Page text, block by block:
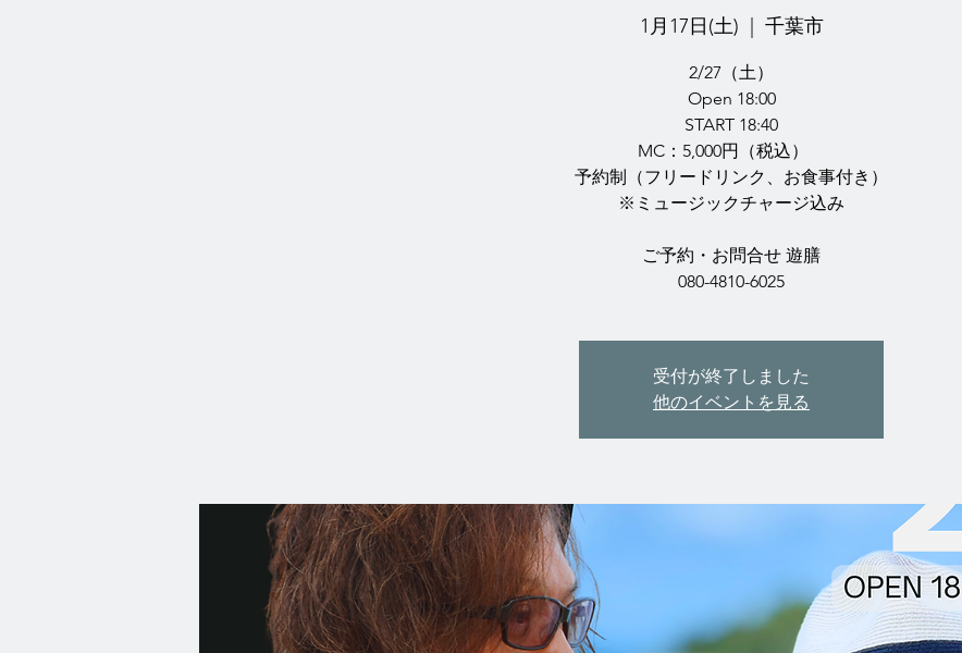
1月17日(土) 千葉市
2/27（土）
Open 18:00
START 18:40
MC：5,000円（税込）
予約制（フリードリンク、お食事付き）
※ミュージックチャージ込み
ご予約・お問合せ 遊膳
080-4810-6025
受付が終了しました
他のイベントを見る